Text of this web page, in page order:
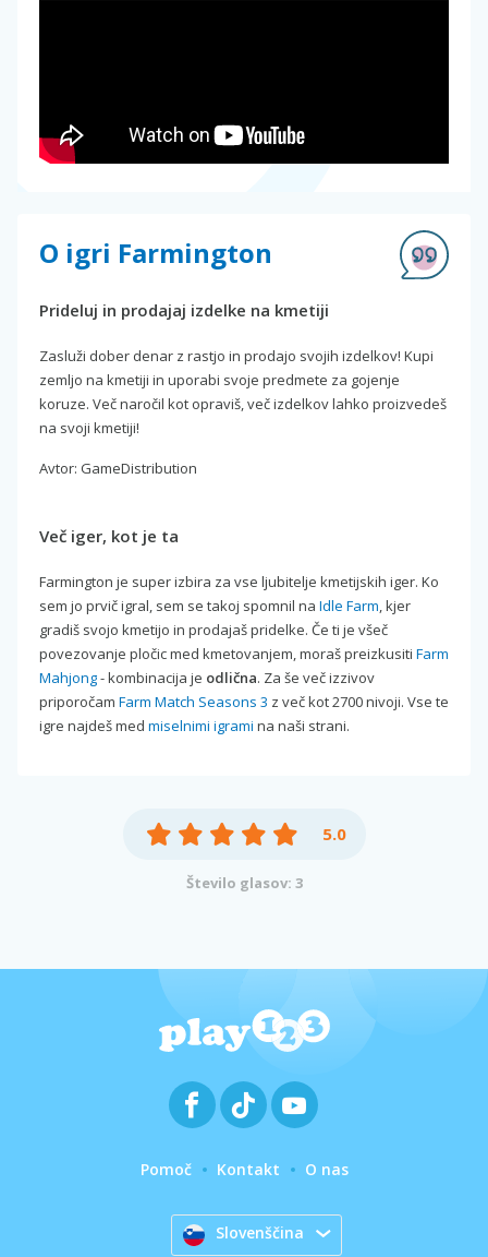
O igri Farmington
Prideluj in prodajaj izdelke na kmetiji
Zasluži dober denar z rastjo in prodajo svojih izdelkov! Kupi
zemljo na kmetiji in uporabi svoje predmete za gojenje
koruze. Več naročil kot opraviš, več izdelkov lahko proizvedeš
na svoji kmetiji!
Avtor: GameDistribution
Več iger, kot je ta
Farmington je super izbira za vse ljubitelje kmetijskih iger. Ko
sem jo prvič igral, sem se takoj spomnil na Idle Farm, kjer
gradiš svojo kmetijo in prodajaš pridelke. Če ti je všeč
povezovanje pločic med kmetovanjem, moraš preizkusiti Farm
Mahjong- kombinacija je odlična. Za še več izzivov
priporočam Farm Match Seasons 3 z več kot 2700 nivoji. Vse te
igre najdeš med miselnimi igrami na naši strani.
5.0
Število glasov: 3
Pomoč Kontakt O nas
Slovenščina